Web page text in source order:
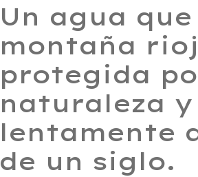
Un agua
montaña
protegida
naturaleza
lentamente
de un siglo.